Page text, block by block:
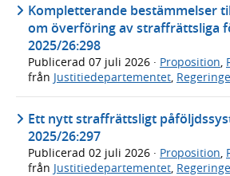
Kompletterande bestämmelser
om överföring av straffrättsliga
2025/26:298
Publicerad 07 juli 2026 · Proposition,
från Justitiedepartementet,
Ett nytt straffrättsligt
2025/26:297
Publicerad 02 juli 2026 · Proposition
från Justitiedepartementet